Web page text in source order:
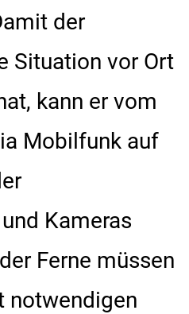
der
Situation vor Ort
kann er vom
Mobilfunk auf
Kameras
Ferne müssen
notwendigen